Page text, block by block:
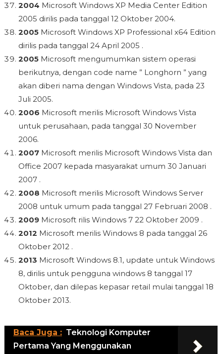
2004 Microsoft Windows XP Media Center Edition
2005 dirilis pada tanggal 12 Oktober 2004.
2005 Microsoft Windows XP Professional x64 Edition
dirilis pada tanggal 24 April 2005 .
2005 Microsoft mengumumkan sistem operasi
berikutnya, dengan code name ” Longhorn ” yang
akan diberi nama dengan Windows Vista, pada 23
Juli 2005.
2006 Microsoft merilis Microsoft Windows Vista
untuk perusahaan, pada tanggal 30 November
2006.
2007 Microsoft merilis Microsoft Windows Vista dan
Office 2007 kepada masyarakat umum 30 Januari
2007 .
2008 Microsoft merilis Microsoft Windows Server
2008 untuk umum pada tanggal 27 Februari 2008 .
2009 Microsoft rilis Windows 7 22 Oktober 2009 .
2012 Microsoft merilis Windows 8 pada tanggal 26
Oktober 2012 .
2013 Microsoft Windows 8.1, update untuk Windows
8, dirilis untuk pengguna windows 8 tanggal 17
Oktober, dan dilepas kepasar retail mulai tanggal 18
Oktober 2013.
Baca Juga : Teknologi Komputer
Pertama Yang Menggunakan